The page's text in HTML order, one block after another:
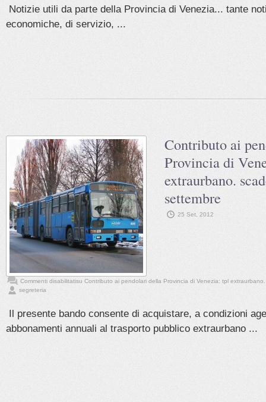
Notizie utili da parte della Provincia di Venezia... tante
economiche, di servizio, ...
Contributo ai
Provincia di
extraurbano.
settembre
25 Set, 2012
Commenti disabilitatisu Contributo ai pendolari della Provincia di Venezia: tpl
segreteria
Il presente bando consente di acquistare, a condizioni
abbonamenti annuali al trasporto pubblico extraurbano ...